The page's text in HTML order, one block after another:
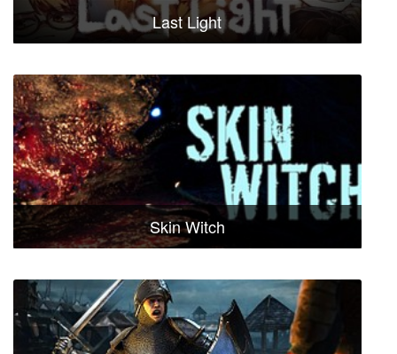
Last Light
Skin Witch